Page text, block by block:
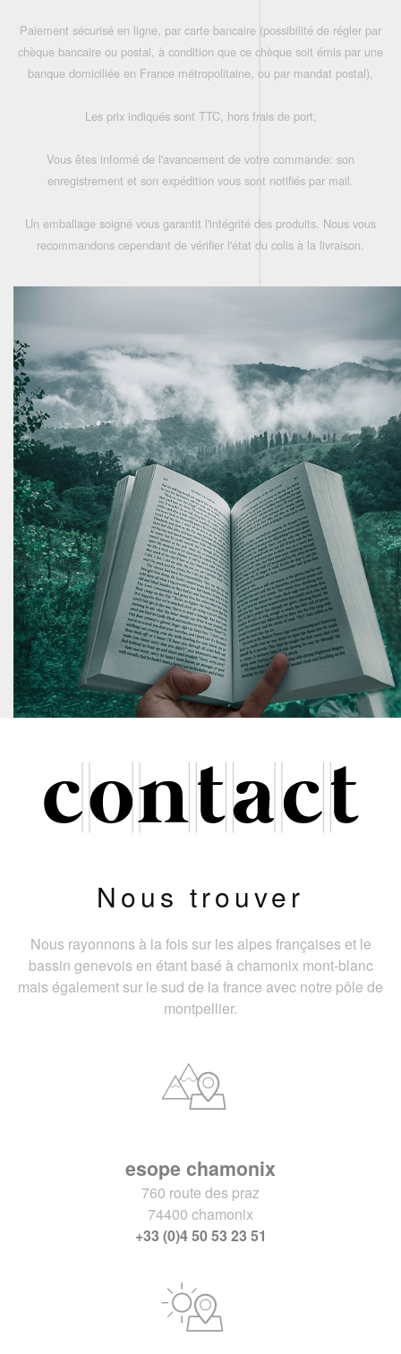
Paiement sécurisé en ligne, par carte bancaire (possibilité de régler par
chèque bancaire ou postal, à condition que ce chèque soit émis par une
banque domiciliée en France métropolitaine, ou par mandat postal),
Les prix indiqués sont TTC, hors frais de port,
Vous êtes informé de l'avancement de votre commande: son
enregistrement et son expédition vous sont notifiés par mail.
Un emballage soigné vous garantit l'intégrité des produits. Nous vous
recommandons cependant de vérifier l'état du colis à la livraison.
Nous trouver
Nous rayonnons à la fois sur les alpes françaises et le
bassin genevois en étant basé à chamonix mont-blanc
mais également sur le sud de la france avec notre pôle de
montpellier.
esope chamonix
760 route des praz
74400 chamonix
+33 (0)4 50 53 23 51